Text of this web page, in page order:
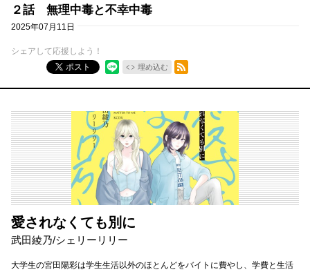
２話 無理中毒と不幸中毒
2025年07月11日
シェアして応援しよう！
ポスト
埋め込む
RSSフィード
愛されなくても別に
武田綾乃/シェリーリリー
大学生の宮田陽彩は学生生活以外のほとんどをバイトに費やし、学費と生活